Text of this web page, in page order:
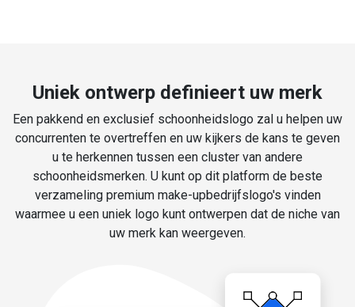
Uniek ontwerp definieert uw merk
Een pakkend en exclusief schoonheidslogo zal u helpen uw
concurrenten te overtreffen en uw kijkers de kans te geven
u te herkennen tussen een cluster van andere
schoonheidsmerken. U kunt op dit platform de beste
verzameling premium make-upbedrijfslogo's vinden
waarmee u een uniek logo kunt ontwerpen dat de niche van
uw merk kan weergeven.